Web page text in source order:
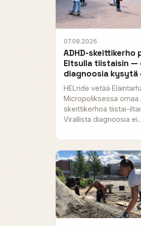
07.08.2026
ADHD-skeittikerho
Eltsulla tiistaisin —
diagnoosia kysytä
HELride vetää
Micropoliksessa omaa
skeittikerhoa tiistai-
Virallista diagnoosia ei...